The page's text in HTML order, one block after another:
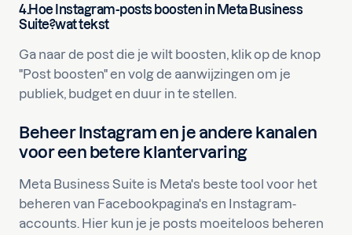
4.Hoe Instagram-posts boosten in Meta Business
Suite?wat tekst
Ga naar de post die je wilt boosten, klik op de knop
"Post boosten" en volg de aanwijzingen om je
publiek, budget en duur in te stellen.
Beheer Instagram en je andere kanalen
voor een betere klantervaring
Meta Business Suite is Meta's beste tool voor het
beheren van Facebookpagina's en Instagram-
accounts. Hier kun je je posts moeiteloos beheren